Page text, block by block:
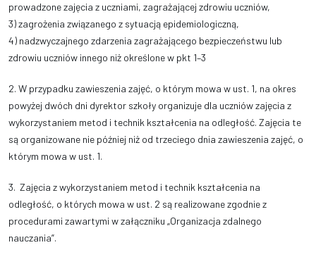
prowadzone zajęcia z uczniami, zagrażającej zdrowiu uczniów,
3) zagrożenia związanego z sytuacją epidemiologiczną,
4) nadzwyczajnego zdarzenia zagrażającego bezpieczeństwu lub
zdrowiu uczniów innego niż określone w pkt 1–3
2. W przypadku zawieszenia zajęć, o którym mowa w ust. 1, na okres
powyżej dwóch dni dyrektor szkoły organizuje dla uczniów zajęcia z
wykorzystaniem metod i technik kształcenia na odległość. Zajęcia te
są organizowane nie później niż od trzeciego dnia zawieszenia zajęć, o
którym mowa w ust. 1.
3. Zajęcia z wykorzystaniem metod i technik kształcenia na
odległość, o których mowa w ust. 2 są realizowane zgodnie z
procedurami zawartymi w załączniku „Organizacja zdalnego
nauczania”.